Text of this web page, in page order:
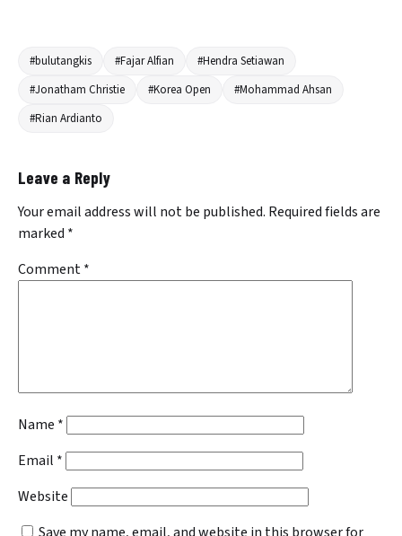
#bulutangkis #Fajar Alfian
#Hendra Setiawan
#Jonatham Christie
#Korea Open
#Mohammad Ahsan
#Rian Ardianto
Leave a Reply
Your email address will not be published. Required fields are
marked *
Comment*
Name *
Email *
Website